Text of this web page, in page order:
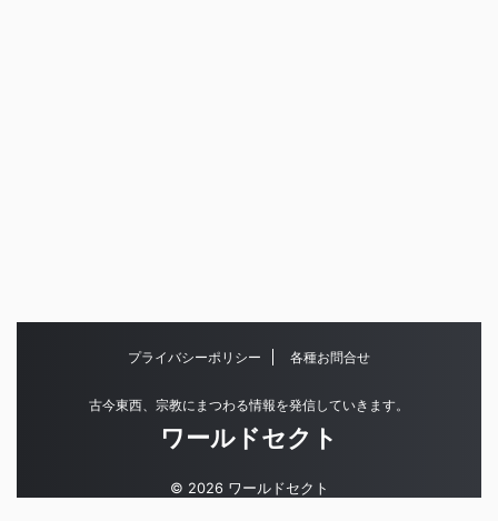
プライバシーポリシー 各種お問合せ
古今東西、宗教にまつわる情報を発信していきます。
ワールドセクト
© 2026 ワールドセクト